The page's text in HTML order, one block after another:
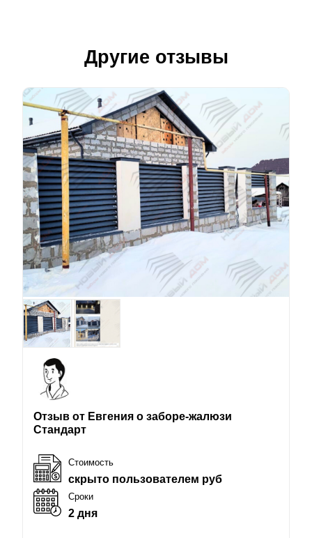
Другие отзывы
Отзыв от Евгения о заборе-жалюзи
Стандарт
Стоимость
скрыто пользователем руб
Сроки
2 дня